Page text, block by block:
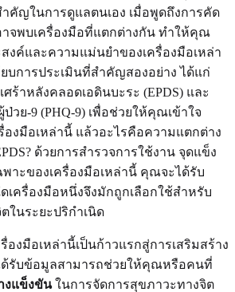
คัญในการดูแลตนเอง เมื่อพูดถึงการคัด
จพบเครื่องมือที่แตกต่างกัน ทำให้คุณ
งค์และความแม่นยำของเครื่องมือเหล่า
บการประเมินที่สำคัญสองอย่าง ได้แก่
ร้าหลังคลอดเอดินบะระ (EPDS) และ
ย-9 (PHQ-9) เพื่อช่วยให้คุณเข้าใจ
องมือเหล่านี้ แล้วอะไรคือความแตกต่าง
ด้วยการสำรวจการใช้งาน จุดแข็ง
พาะของเครื่องมือเหล่านี้ คุณจะได้รับ
เครื่องมือหนึ่งจึงมักถูกเลือกใช้สำหรับ
ในระยะปริกำเนิด
องมือเหล่านี้เป็นก้าวแรกสู่การเสริมสร้าง
ด้รับข้อมูลสามารถช่วยให้คุณหรือคนที่
งแข็งขันในการจัดการสุขภาวะทางจิต